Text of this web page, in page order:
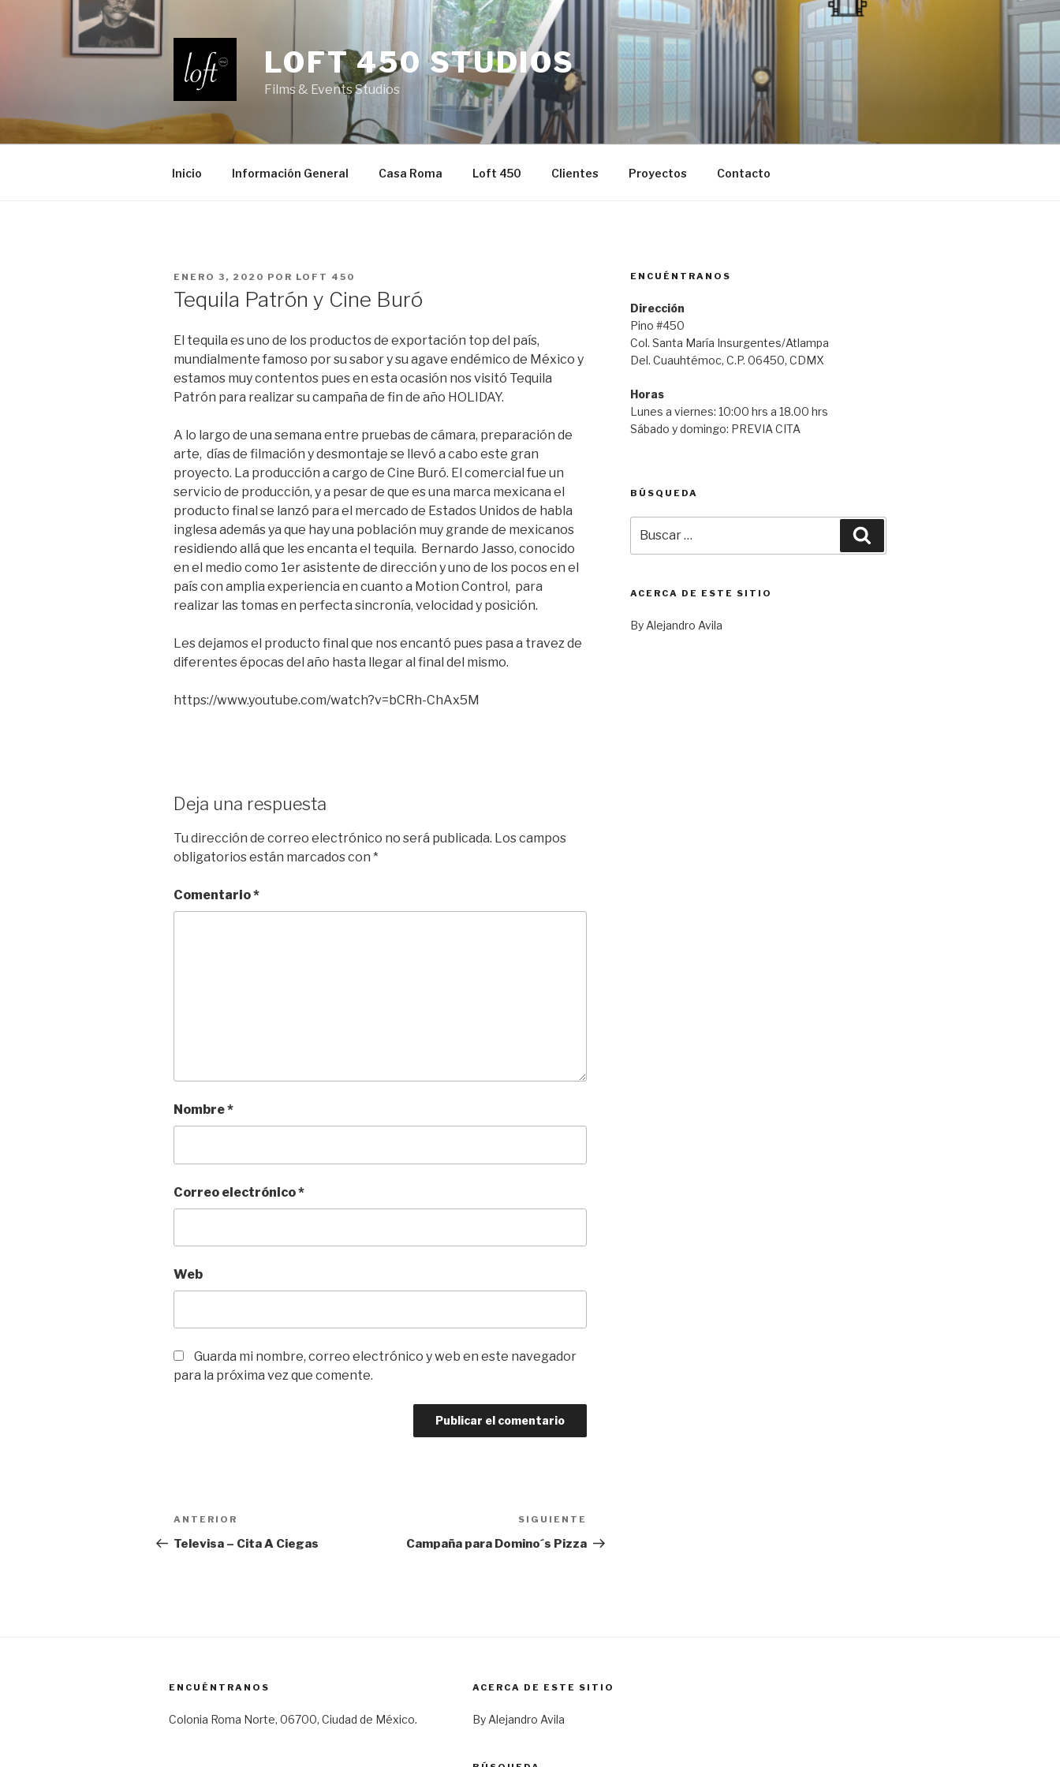
LOFT 450 STUDIOS
Films & Events Studios
Inicio Información General Casa Roma Loft 450 Clientes Proyectos Contacto
PUBLICADO
ENERO 3, 2020 POR LOFT 450
Tequila Patrón y Cine Buró
El tequila es uno de los productos de exportación top del país,
mundialmente famoso por su sabor y su agave endémico de México y
estamos muy contentos pues en esta ocasión nos visitó Tequila
Patrón para realizar su campaña de fin de año HOLIDAY.
A lo largo de una semana entre pruebas de cámara, preparación de
arte, días de filmación y desmontaje se llevó a cabo este gran
proyecto. La producción a cargo de Cine Buró. El comercial fue un
servicio de producción, y a pesar de que es una marca mexicana el
producto final se lanzó para el mercado de Estados Unidos de habla
inglesa además ya que hay una población muy grande de mexicanos
residiendo allá que les encanta el tequila. Bernardo Jasso, conocido
en el medio como 1er asistente de dirección y uno de los pocos en el
país con amplia experiencia en cuanto a Motion Control, para
realizar las tomas en perfecta sincronía, velocidad y posición.
Les dejamos el producto final que nos encantó pues pasa a travez de
diferentes épocas del año hasta llegar al final del mismo.
https://www.youtube.com/watch?v=bCRh-ChAx5M
Deja una respuesta
Tu dirección de correo electrónico no será publicada. Los campos
obligatorios están marcados con *
Comentario*
Nombre*
Correo electrónico*
Web
Guarda mi nombre, correo electrónico y web en este navegador
para la próxima vez que comente.
Navegación
de
Entrada
anterior:
ANTERIOR
Televisa – Cita A Ciegas
entrada
SIGUIENTE
Campaña para Domino´s Pizza
ENCUÉNTRANOS
Dirección
Pino #450
Col. Santa María Insurgentes/Atlampa
Del. Cuauhtémoc, C.P. 06450, CDMX
Horas
Lunes a viernes: 10:00 hrs a 18.00 hrs
Sábado y domingo: PREVIA CITA
BÚSQUEDA
por:
ACERCA DE ESTE SITIO
By Alejandro Avila
ENCUÉNTRANOS
Colonia Roma Norte, 06700, Ciudad de México.
ACERCA DE ESTE SITIO
By Alejandro Avila